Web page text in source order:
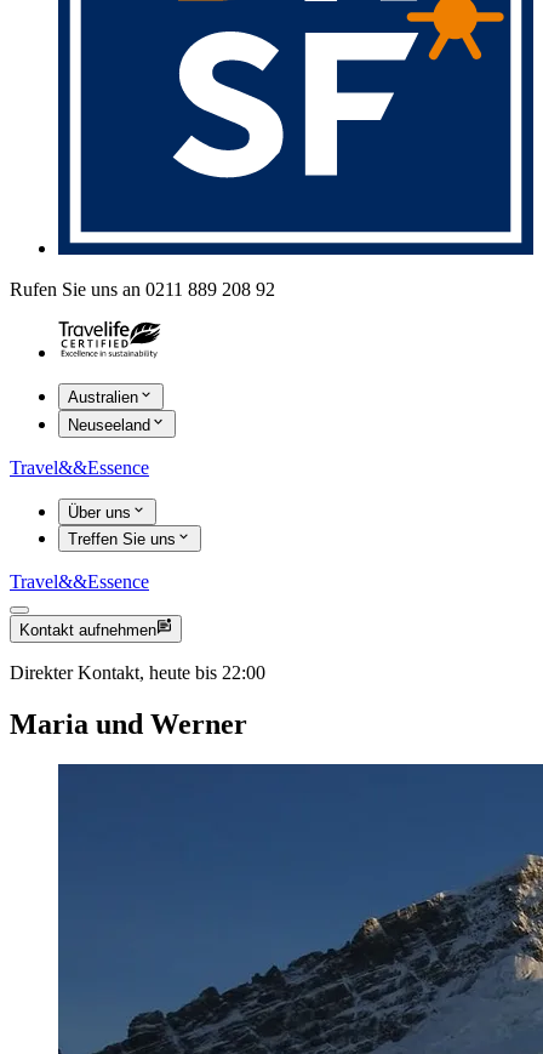
Rufen Sie uns an 0211 889 208 92
Australien
Neuseeland
Travel&&Essence
Über uns
Treffen Sie uns
Travel&&Essence
Kontakt aufnehmen
Direkter Kontakt, heute bis 22:00
Maria und Werner